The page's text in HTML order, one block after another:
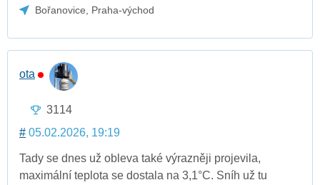
Bořanovice, Praha-východ
ota
3114
# 05.02.2026, 19:19
Tady se dnes už obleva také výrazněji projevila,
maximální teplota se dostala na 3,1°C. Sníh už tu